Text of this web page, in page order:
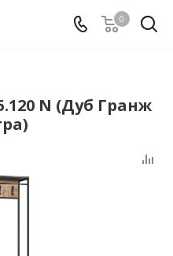
0
N (Дуб Гранж